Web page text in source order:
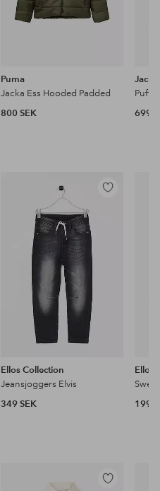
Puma
Jacka Ess Hooded Padded
800 SEK
Jack
699
Lägg
Ellos Collection
Jeansjoggers Elvis
349 SEK
Ellos
199
Lägg